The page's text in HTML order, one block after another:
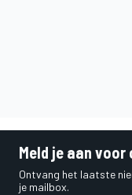
Meld je aan
Ontvang het laatste
je mailbox.